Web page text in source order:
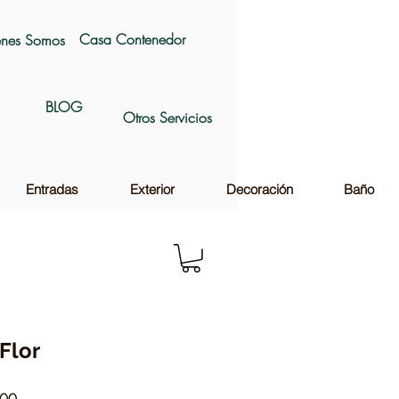
Somos Casa Contenedor
BLOG
Otros Servicios
Entradas Exterior Decoración Baño